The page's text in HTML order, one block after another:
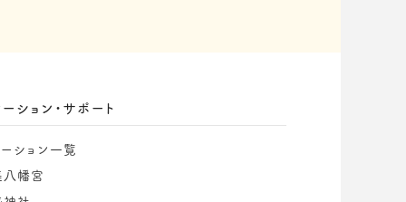
ション・サポート
ション一覧
八幡宮